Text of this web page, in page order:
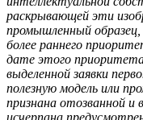
раскрывающей эти
промышленный образец,
более раннего
дате этого
выделенной заявки
полезную модель или
признана отозванной и
исчерпана